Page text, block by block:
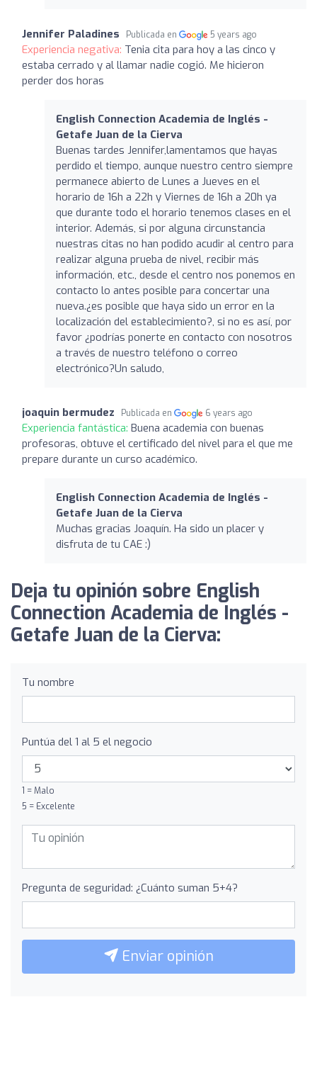
Jennifer Paladines Publicada en 5 years ago
Experiencia negativa: Tenia cita para hoy a las cinco y
estaba cerrado y al llamar nadie cogió. Me hicieron
perder dos horas
English Connection Academia de Inglés -
Getafe Juan de la Cierva
Buenas tardes Jennifer,lamentamos que hayas
perdido el tiempo, aunque nuestro centro siempre
permanece abierto de Lunes a Jueves en el
horario de 16h a 22h y Viernes de 16h a 20h ya
que durante todo el horario tenemos clases en el
interior. Además, si por alguna circunstancia
nuestras citas no han podido acudir al centro para
realizar alguna prueba de nivel, recibir más
información, etc., desde el centro nos ponemos en
contacto lo antes posible para concertar una
nueva.¿es posible que haya sido un error en la
localización del establecimiento?, si no es así, por
favor ¿podrías ponerte en contacto con nosotros
a través de nuestro teléfono o correo
electrónico?Un saludo,
joaquin bermudez Publicada en 6 years ago
Experiencia fantástica: Buena academia con buenas
profesoras, obtuve el certificado del nivel para el que me
prepare durante un curso académico.
English Connection Academia de Inglés -
Getafe Juan de la Cierva
Muchas gracias Joaquín. Ha sido un placer y
disfruta de tu CAE :)
Deja tu opinión sobre English
Connection Academia de Inglés -
Getafe Juan de la Cierva:
Tu nombre
Puntúa del 1 al 5 el negocio
1 = Malo
5 = Excelente
Pregunta de seguridad: ¿Cuánto suman 5+4?
Enviar opinión